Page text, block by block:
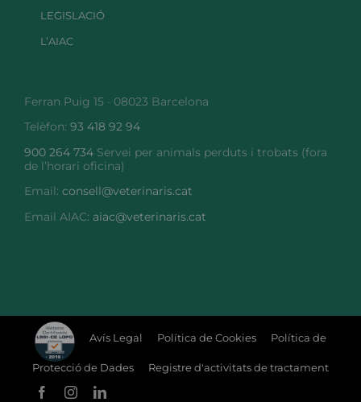
LEGISLACIÓ
L’AIAC
Ferran Puig 15 · 08023 Barcelona
Telèfon: 93 418 92 94
900 264 734 Servei per animals perduts i trobats (fora
de l’horari oficina)
Email: consell@veterinaris.cat
Email AIAC: aiac@veterinaris.cat
Avís Legal Política de Cookies Política de
Protecció de Dades
Registre d'activitats de tractament
FacebookInstagramLinkedIn